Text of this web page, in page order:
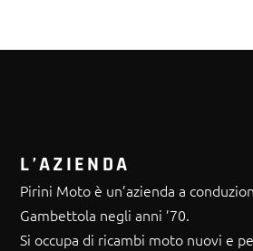
L’AZIENDA
Pirini Moto è un’azienda a
Gambettola negli anni ’70.
Si occupa di ricambi moto nuovi e